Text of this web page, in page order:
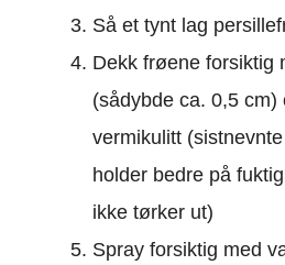
Så et tynt lag
Dekk frøene forsiktig
(sådybde ca. 0,5 cm)
vermikulitt
holder bedre på
ikke tørker ut)
Spray forsiktig med